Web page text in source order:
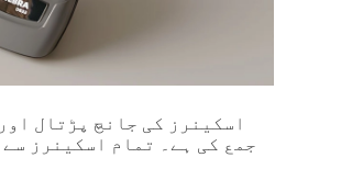
اسکینرز کی جانچ پڑتال
جمع کی ہے۔ تمام اسکینرز